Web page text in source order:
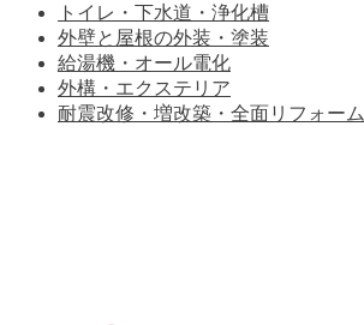
トイレ・下水道・浄化槽
外壁と屋根の外装・塗装
給湯機・オール電化
外構・エクステリア
耐震改修・増改築・全面リフォーム